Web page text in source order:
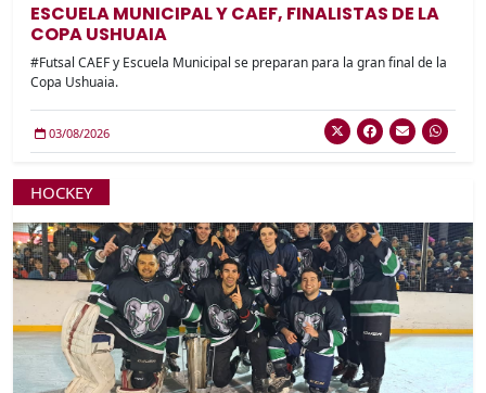
ESCUELA MUNICIPAL Y CAEF, FINALISTAS DE LA
COPA USHUAIA
#Futsal CAEF y Escuela Municipal se preparan para la gran final de la
Copa Ushuaia.
03/08/2026
HOCKEY